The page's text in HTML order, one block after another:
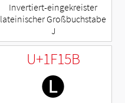
Invertiert-eingekreister
lateinischer Großbuchstabe
J
U+1F15B
🅛